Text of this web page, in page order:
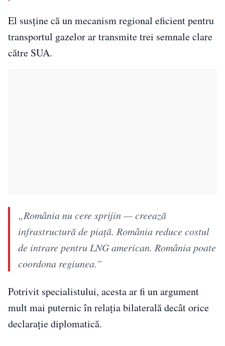
El susține că un mecanism regional eficient pentru
transportul gazelor ar transmite trei semnale clare
către SUA.
„România nu cere sprijin — creează
infrastructură de piață. România reduce costul
de intrare pentru LNG american. România poate
coordona regiunea.”
Potrivit specialistului, acesta ar fi un argument
mult mai puternic în relația bilaterală decât orice
declarație diplomatică.